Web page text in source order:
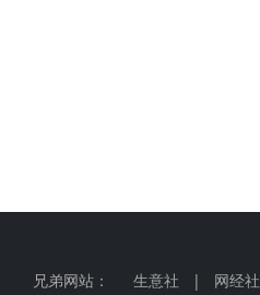
兄弟网站： 生意社 | 网经社